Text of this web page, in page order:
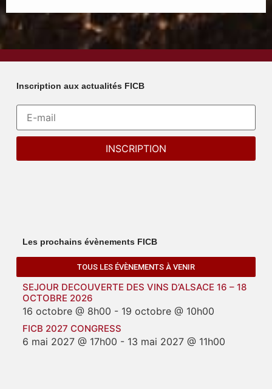
Inscription aux actualités FICB
Les prochains évènements FICB
TOUS LES ÉVÈNEMENTS À VENIR
SEJOUR DECOUVERTE DES VINS D’ALSACE 16 – 18
OCTOBRE 2026
16 octobre @ 8h00 - 19 octobre @ 10h00
FICB 2027 CONGRESS
6 mai 2027 @ 17h00 - 13 mai 2027 @ 11h00